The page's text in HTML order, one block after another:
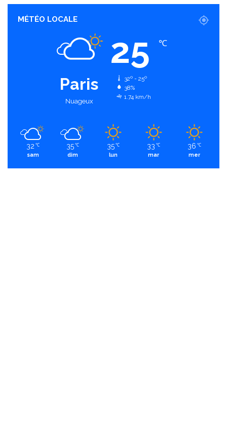
MÉTÉO LOCALE
Paris
Nuageux
25 ℃
32º - 25º
38%
1.74 km/h
32 ℃
sam
35 ℃
dim
35 ℃
lun
33 ℃
mar
36 ℃
mer